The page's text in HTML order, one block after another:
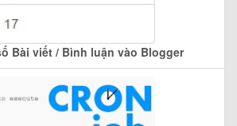
Bài viết / Bình luận vào Blogger